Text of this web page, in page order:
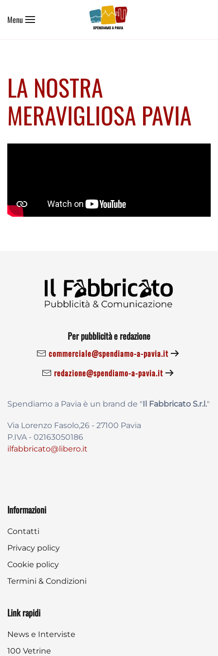
Skip to main content
Menu
LA NOSTRA
MERAVIGLIOSA PAVIA
Per pubblicità e redazione
commerciale@spendiamo-a-pavia.it
redazione@spendiamo-a-pavia.it
Spendiamo a Pavia è un brand de "Il Fabbricato S.r.l."
Via Lorenzo Fasolo,26 - 27100 Pavia
P.IVA - 02163050186
ilfabbricato@libero.it
Informazioni
Contatti
Privacy policy
Cookie policy
Termini & Condizioni
Link rapidi
News e Interviste
100 Vetrine